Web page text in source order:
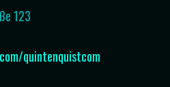
123
quintenquistcom